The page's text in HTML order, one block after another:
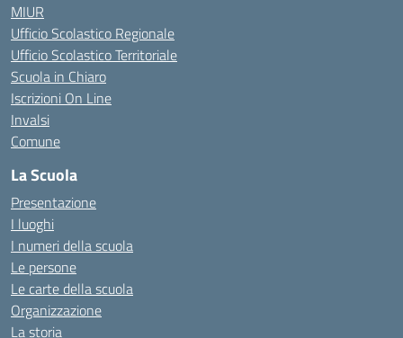
MIUR
Ufficio Scolastico Regionale
Ufficio Scolastico Territoriale
Scuola in Chiaro
Iscrizioni On Line
Invalsi
Comune
La Scuola
Presentazione
I luoghi
I numeri della scuola
Le persone
Le carte della scuola
Organizzazione
La storia